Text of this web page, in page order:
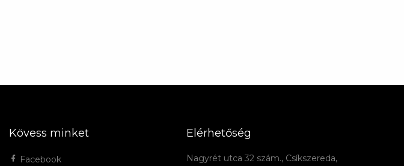
Kövess minket
Facebook
Elérhetőség
Nagyrét utca 32 szám., Csíkszereda,